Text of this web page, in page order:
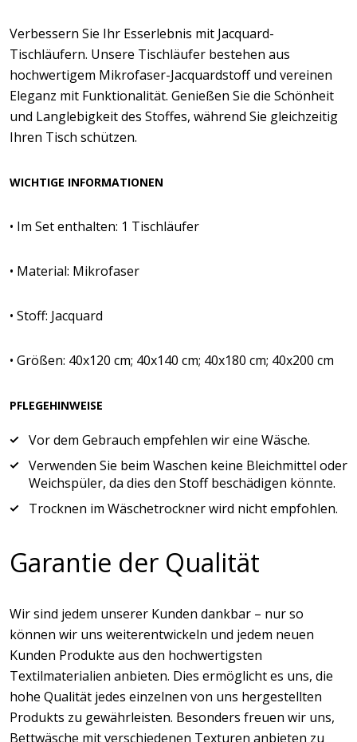
Verbessern Sie Ihr Esserlebnis mit Jacquard-
Tischläufern. Unsere Tischläufer bestehen aus
hochwertigem Mikrofaser-Jacquardstoff und vereinen
Eleganz mit Funktionalität. Genießen Sie die Schönheit
und Langlebigkeit des Stoffes, während Sie gleichzeitig
Ihren Tisch schützen.
WICHTIGE INFORMATIONEN
• Im Set enthalten: 1 Tischläufer
• Material: Mikrofaser
• Stoff: Jacquard
• Größen: 40x120 cm; 40x140 cm; 40x180 cm; 40x200 cm
PFLEGEHINWEISE
Vor dem Gebrauch empfehlen wir eine Wäsche.
Verwenden Sie beim Waschen keine Bleichmittel oder
Weichspüler, da dies den Stoff beschädigen könnte.
Trocknen im Wäschetrockner wird nicht empfohlen.
Garantie der Qualität
Wir sind jedem unserer Kunden dankbar – nur so
können wir uns weiterentwickeln und jedem neuen
Kunden Produkte aus den hochwertigsten
Textilmaterialien anbieten. Dies ermöglicht es uns, die
hohe Qualität jedes einzelnen von uns hergestellten
Produkts zu gewährleisten. Besonders freuen wir uns,
Bettwäsche mit verschiedenen Texturen anbieten zu